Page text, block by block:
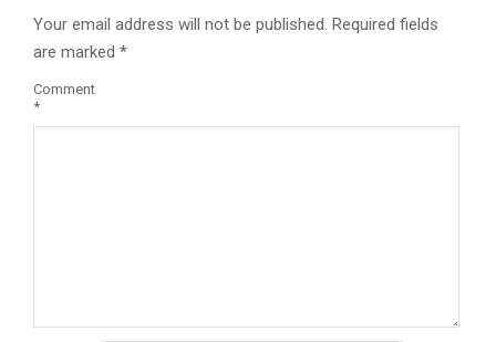
Your email address will not be published. Required fields
are marked *
Comment
*